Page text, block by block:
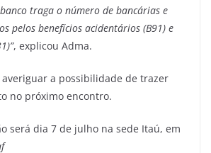
traga o número de bancárias e
pelos benefícios acidentários (B91) e
, explicou Adma.
averiguar a possibilidade de trazer
no próximo encontro.
será dia 7 de julho na sede Itaú, em